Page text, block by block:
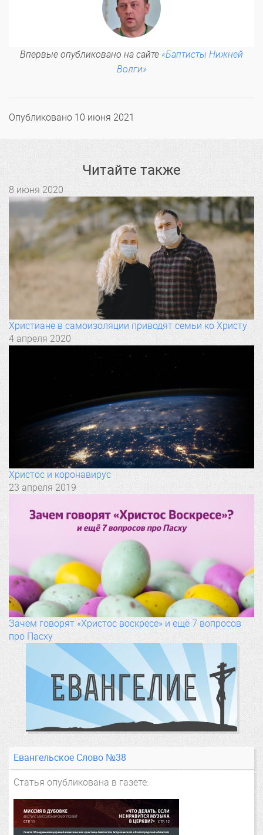
Впервые опубликовано на сайте «Баптисты Нижней
Волги»
Опубликовано 10 июня 2021
Читайте также
8 июня 2020
Христиане в самоизоляции приводят семьи ко Христу
4 апреля 2020
Христос и коронавирус
23 апреля 2019
Зачем говорят «Христос воскресе» и ещё 7 вопросов
про Пасху
Евангельское Слово №38
Статья опубликована в газете: